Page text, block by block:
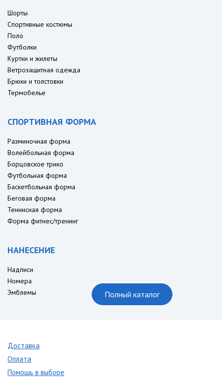
Шорты
Спортивные костюмы
Поло
Футболки
Куртки и жилеты
Ветрозащитная одежда
Брюки и толстовки
Термобелье
СПОРТИВНАЯ ФОРМА
Разминочная форма
Волейбольная форма
Борцовское трико
Футбольная форма
Баскетбольная форма
Беговая форма
Теннисная форма
Форма фитнес/тренинг
НАНЕСЕНИЕ
Надписи
Номера
Эмблемы
Полный каталог
Доставка
Оплата
Помощь в выборе